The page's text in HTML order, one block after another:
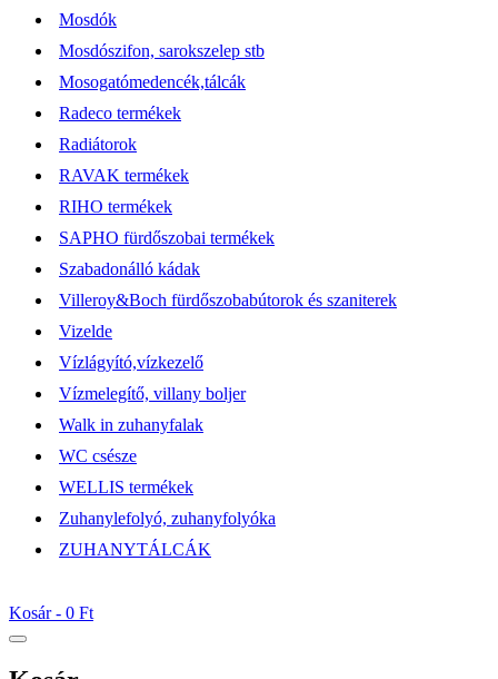
Mosdók
Mosdószifon, sarokszelep stb
Mosogatómedencék,tálcák
Radeco termékek
Radiátorok
RAVAK termékek
RIHO termékek
SAPHO fürdőszobai termékek
Szabadonálló kádak
Villeroy&Boch fürdőszobabútorok és szaniterek
Vizelde
Vízlágyító,vízkezelő
Vízmelegítő, villany boljer
Walk in zuhanyfalak
WC csésze
WELLIS termékek
Zuhanylefolyó, zuhanyfolyóka
ZUHANYTÁLCÁK
Kosár - 0 Ft